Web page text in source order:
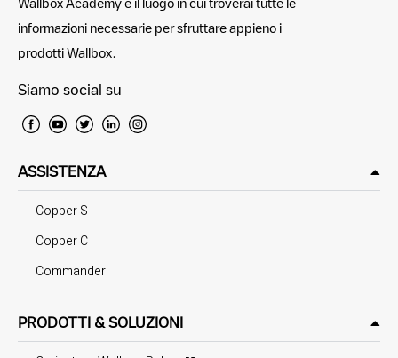
Wallbox Academy è il luogo in cui troverai tutte le
informazioni necessarie per sfruttare appieno i
prodotti Wallbox.
Siamo social su
ASSISTENZA
Copper S
Copper C
Commander
PRODOTTI & SOLUZIONI